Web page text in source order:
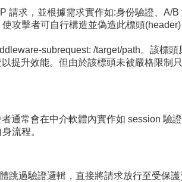
請求，並根據需求實作如:身份驗證、A/B
攻擊者可自行構造並偽造此標頭
subrequest: /target/path。該標頭
提升效能。但由於該標頭未被嚴格限制
通常會在中介軟體內實作如 session 驗
流程。
跳過驗證邏輯，直接將請求放行至受保